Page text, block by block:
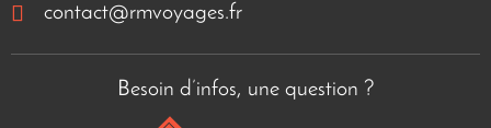
contact@rmvoyages.fr
Besoin d’infos, une question ?